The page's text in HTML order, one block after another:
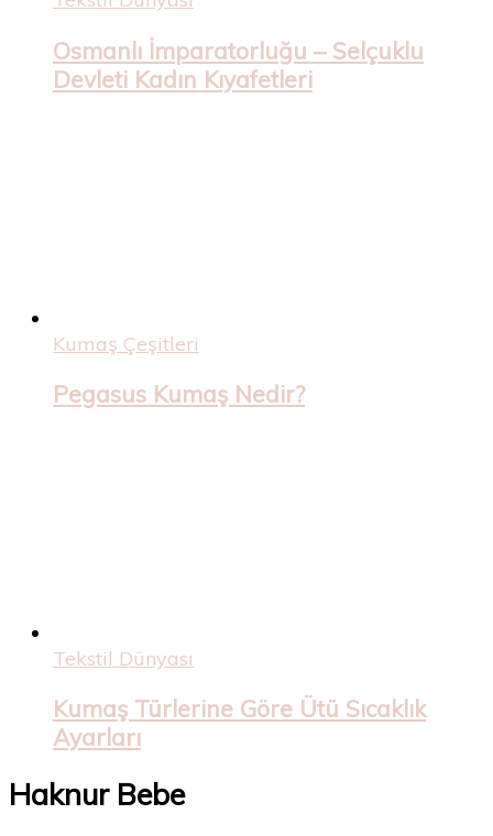
Osmanlı İmparatorluğu – Selçuklu
Devleti Kadın Kıyafetleri
Kumaş Çeşitleri
Pegasus Kumaş Nedir?
Tekstil Dünyası
Kumaş Türlerine Göre Ütü Sıcaklık
Ayarları
Haknur Bebe